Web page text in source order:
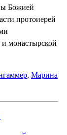
Божией
протоиерей
монастырской
, Марина